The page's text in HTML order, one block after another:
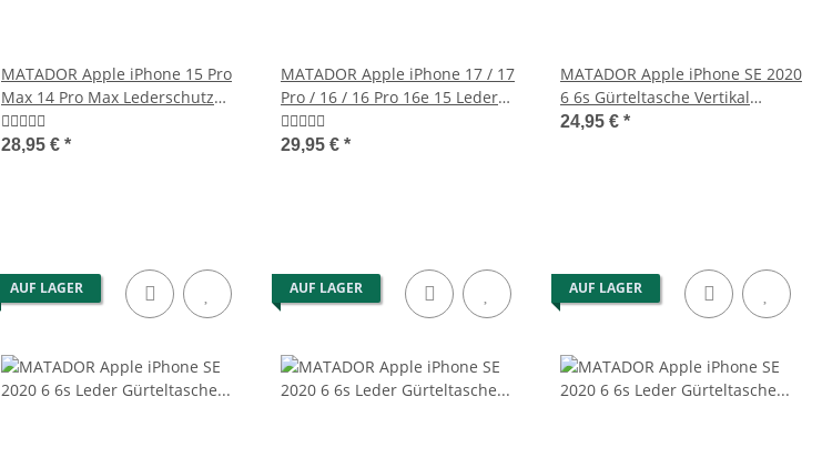
MATADOR Apple iPhone 15 Pro
Max 14 Pro Max Lederschutz
Etui Braun
28,95 € *
MATADOR Apple iPhone 17 / 17
Pro / 16 / 16 Pro 16e 15 Leder
Case Braun
29,95 € *
MATADOR Apple iPhone SE 2020
6 6s Gürteltasche Vertikal
Schwarz
24,95 € *
AUF LAGER AUF LAGER AUF LAGER